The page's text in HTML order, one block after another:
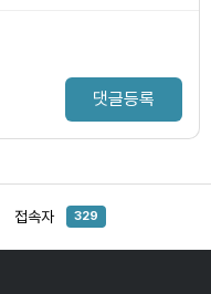
댓글등록
접속자 329